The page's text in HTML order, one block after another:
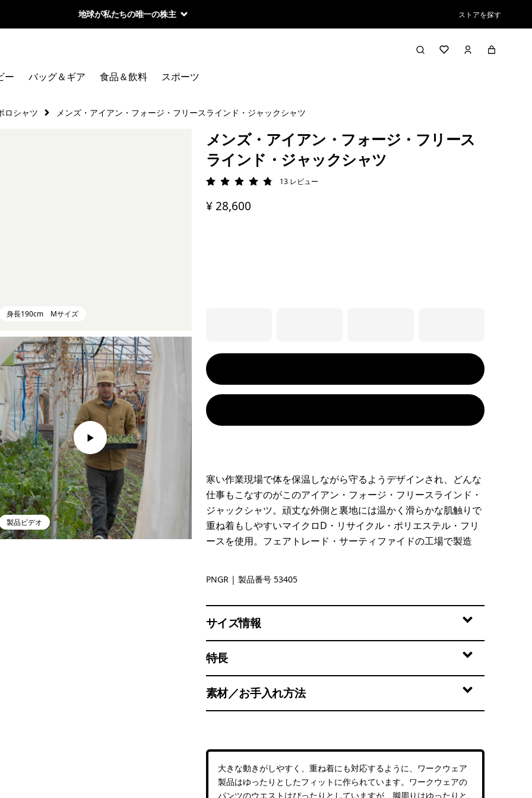
地球が私たちの唯一の株主 ストアを探す
ー バッグ＆ギア 食品＆飲料 スポーツ
ロシャツ メンズ・アイアン・フォージ・フリースラインド・ジャックシャツ
身長190cm Mサイズ
製品ビデオ
メンズ・アイアン・フォージ・フリース
ラインド・ジャックシャツ
評価: 4.8 / 5
13 レビュー
¥ 28,600
寒い作業現場で体を保温しながら守るようデザインされ、どんな
仕事もこなすのがこのアイアン・フォージ・フリースラインド・
ジャックシャツ。頑丈な外側と裏地には温かく滑らかな肌触りで
重ね着もしやすいマイクロD・リサイクル・ポリエステル・フリ
ースを使用。フェアトレード・サーティファイドの工場で製造
Pine Needle Green
PNGR | 製品番号 53405
サイズ情報
特長
素材／お手入れ方法
大きな動きがしやすく、重ね着にも対応するように、ワークウェア
製品はゆったりとしたフィットに作られています。ワークウェアの
パンツのウエストはぴったりとしていますが、脚周りはゆったりと